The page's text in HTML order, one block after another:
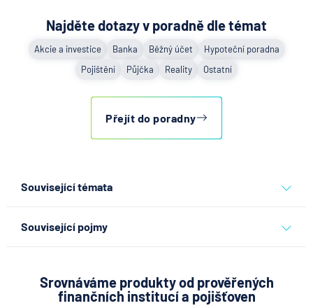
Najděte dotazy v poradně dle témat
Akcie a investice Banka Běžný účet
Hypoteční poradna
Pojištění
Půjčka Reality Ostatní
Přejít do poradny
Související témata
Související pojmy
Valuta
Účetní zůstatek na běžném účtu
Srovnáváme produkty od prověřených
finančních institucí a pojišťoven